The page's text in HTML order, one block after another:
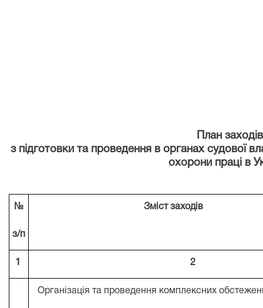
План заходів
з підготовки та проведення в органах судової
охорони праці в
№
з/п
Зміст заходів
2
Організація та проведення комплексних